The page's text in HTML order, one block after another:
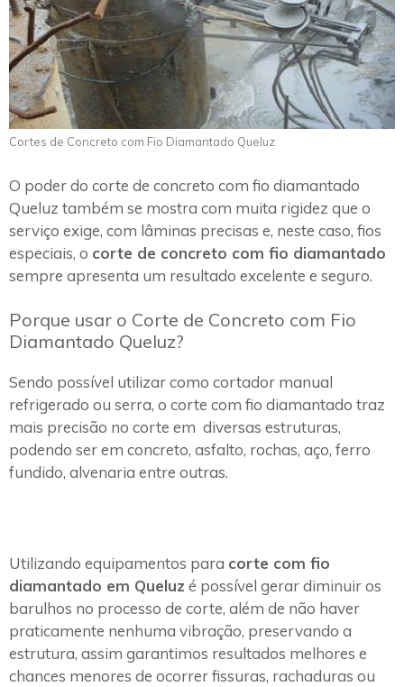
Cortes de Concreto com Fio Diamantado Queluz
O poder do corte de concreto com fio diamantado
Queluz também se mostra com muita rigidez que o
serviço exige, com lâminas precisas e, neste caso, fios
especiais, o corte de concreto com fio diamantado
sempre apresenta um resultado excelente e seguro.
Porque usar o Corte de Concreto com Fio
Diamantado Queluz?
Sendo possível utilizar como cortador manual
refrigerado ou serra, o corte com fio diamantado traz
mais precisão no corte em diversas estruturas,
podendo ser em concreto, asfalto, rochas, aço, ferro
fundido, alvenaria entre outras.
Utilizando equipamentos para corte com fio
diamantado em Queluz é possível gerar diminuir os
barulhos no processo de corte, além de não haver
praticamente nenhuma vibração, preservando a
estrutura, assim garantimos resultados melhores e
chances menores de ocorrer fissuras, rachaduras ou